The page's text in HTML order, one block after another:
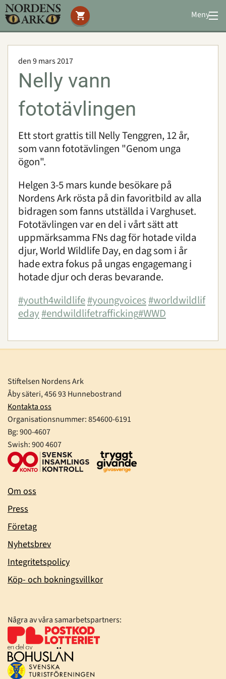
Meny
Stöd oss
Bevarande
Utbildning
Boende
Konferens
Sök
den 9 mars 2017
Nelly vann
fototävlingen
Ett stort grattis till Nelly Tenggren, 12 år,
som vann fototävlingen "Genom unga
ögon".
Helgen 3-5 mars kunde besökare på
Nordens Ark rösta på din favoritbild av alla
bidragen som fanns utställda i Varghuset.
Fototävlingen var en del i vårt sätt att
uppmärksamma FNs dag för hotade vilda
djur, World Wildlife Day, en dag som i år
hade extra fokus på ungas engagemang i
hotade djur och deras bevarande.
#youth4wildlife#youngvoices#worldwildlif
eday#endwildlifetrafficking#WWD
Stiftelsen Nordens Ark
Åby säteri, 456 93 Hunnebostrand
Kontakta oss
Organisationsnummer:854600-6191
Bg: 900-4607
Swish: 900 4607
Om oss
Press
Företag
Nyhetsbrev
Integritetspolicy
Köp- och bokningsvillkor
Några av våra samarbetspartners: